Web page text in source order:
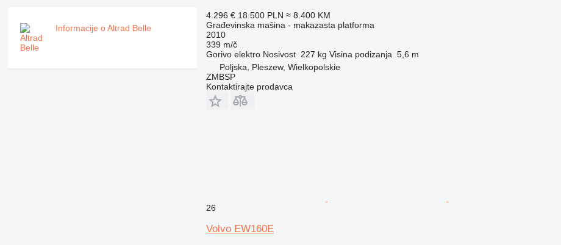
Informacije o Altrad Belle
4.296 € 18.500 PLN ≈ 8.400 KM
Građevinska mašina - makazasta platforma
2010
339 m/č
Gorivo elektro Nosivost 227 kg Visina podizanja 5,6 m
Poljska, Pleszew, Wielkopolskie
ZMBSP
Kontaktirajte prodavca
26
Volvo EW160E